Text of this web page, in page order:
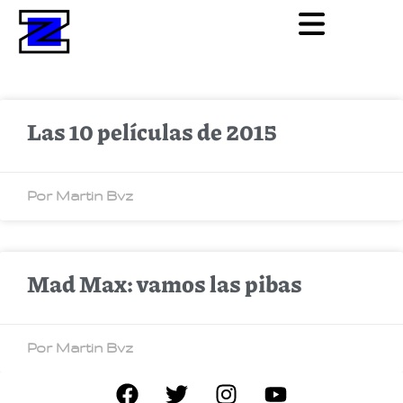
Las 10 películas de 2015
Por Martin Bvz
Mad Max: vamos las pibas
Por Martin Bvz